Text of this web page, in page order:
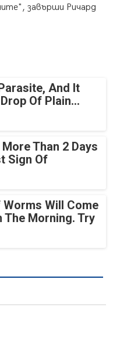
завърши Ричард
And It
Of Plain...
Than 2 Days
Sign Of
Worms Will Come
The Morning. Try